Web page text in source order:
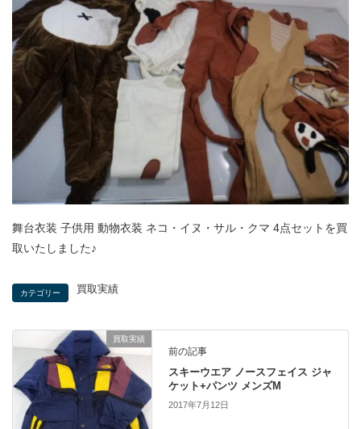
舞台衣装 子供用 動物衣装 ネコ・イヌ・サル・クマ 4点セットを買
取いたしました♪
カテゴリー 買取実績
買取実績
前の記事
スキーウエア ノースフェイス ジャ
ケット+パンツ メンズM
2017年7月12日